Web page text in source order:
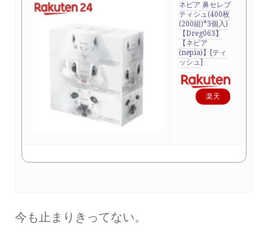
ネピア 鼻セレブ
ティシュ(400枚
(200組)*3個入)
【Dreg063】
【ネピア
(nepia)】[ティ
ッシュ]
楽天
今も止まりきってない。